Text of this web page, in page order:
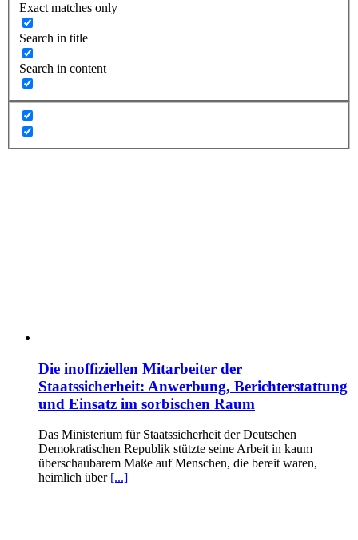
Exact matches only
Search in title
Search in content
Die inoffiziellen Mitarbeiter der
Staatssicherheit: Anwerbung, Berichterstattung
und Einsatz im sorbischen Raum
Das Ministerium für Staatssicherheit der Deutschen
Demokratischen Republik stützte seine Arbeit in kaum
überschaubarem Maße auf Menschen, die bereit waren,
heimlich über [...]